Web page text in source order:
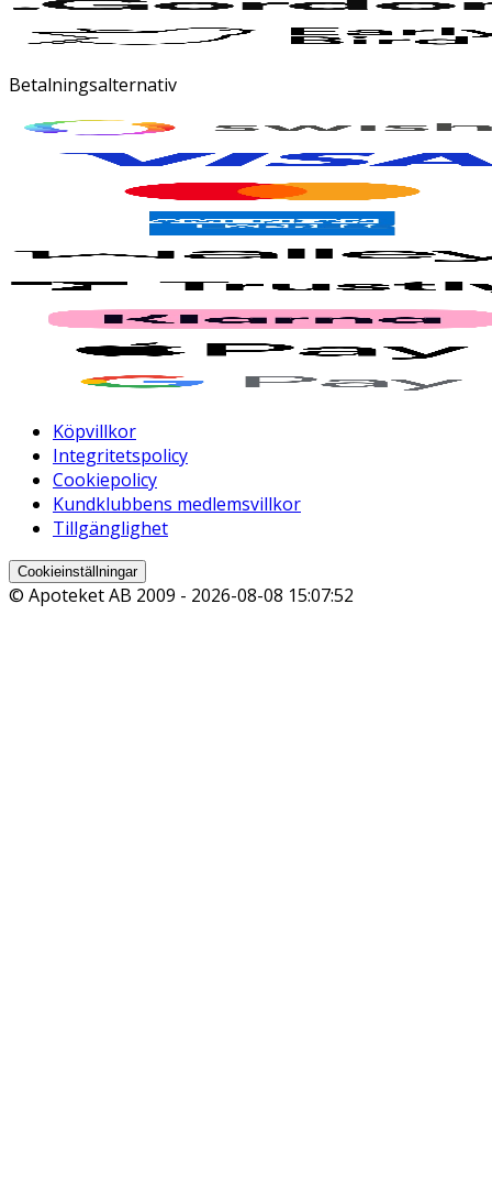
Betalningsalternativ
Köpvillkor
Integritetspolicy
Cookiepolicy
Kundklubbens medlemsvillkor
Tillgänglighet
Cookieinställningar
© Apoteket AB 2009 - 2026-08-08 15:07:52